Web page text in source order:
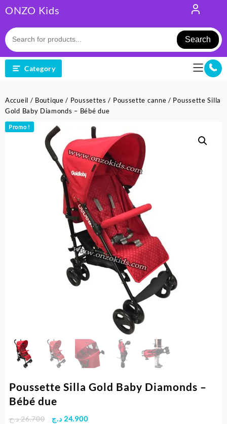
to
content
ONZO Kids
Search
Category
Accueil / Boutique / Poussettes / Poussette canne / Poussette Silla
Gold Baby Diamonds – Bébé due
Promo !
Poussette Silla Gold Baby Diamonds –
Bébé due
26.700 د.ج
Le 24.900 د.ج
Le